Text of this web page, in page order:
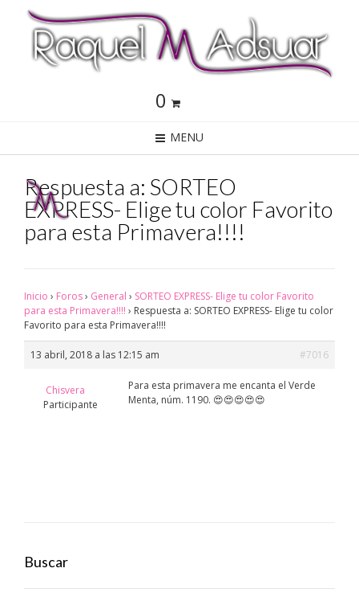
0
MENU
Respuesta a: SORTEO
EXPRESS- Elige tu color Favorito
para esta Primavera!!!!
Inicio › Foros› General › SORTEO EXPRESS- Elige tu color Favorito
para esta Primavera!!!! › Respuesta a: SORTEO EXPRESS- Elige tu color
Favorito para esta Primavera!!!!
13 abril, 2018 a las 12:15 am #7016
Chisvera
Participante
Para esta primavera me encanta el Verde
Menta, núm. 1190. 😍😍😍😍😍
Buscar